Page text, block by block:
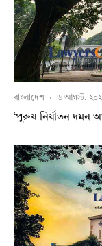
বাংলাদেশ · ৬ আগস্ট,
‘পুরুষ নির্যাতন দমন